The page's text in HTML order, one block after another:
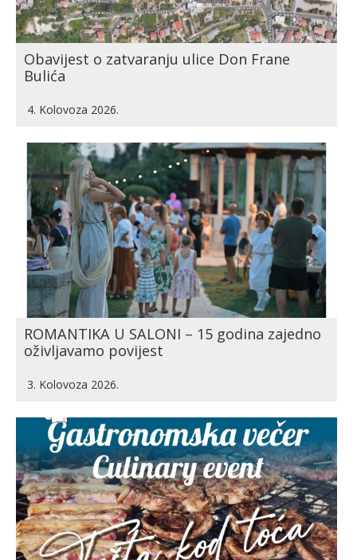
Obavijest o zatvaranju ulice Don Frane
Bulića
4. Kolovoza 2026.
ROMANTIKA U SALONI – 15 godina zajedno
oživljavamo povijest
3. Kolovoza 2026.